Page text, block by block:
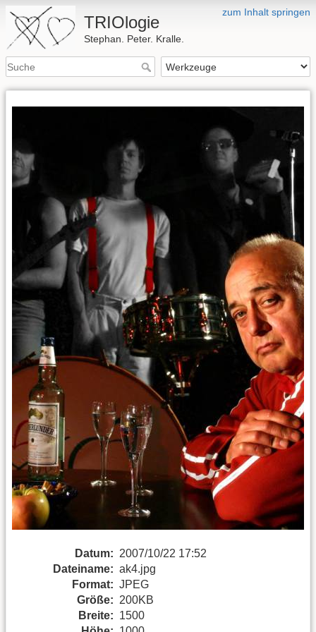
zum Inhalt springen
TRIOlogie
Stephan. Peter. Kralle.
Datum: 2007/10/22 17:52
Dateiname: ak4.jpg
Format: JPEG
Größe: 200KB
Breite: 1500